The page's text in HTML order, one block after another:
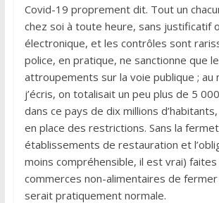
Covid-19 proprement dit. Tout un
chez soi à toute heure, sans justificatif
électronique, et les contrôles sont
police, en pratique, ne sanctionne que
attroupements sur la voie publique ; au
j’écris, on totalisait un peu plus de 5
dans ce pays de dix millions
en place des restrictions. Sans la
établissements de restauration et
moins compréhensible, il est vrai)
commerces non-alimentaires de fermer
serait pratiquement normale.